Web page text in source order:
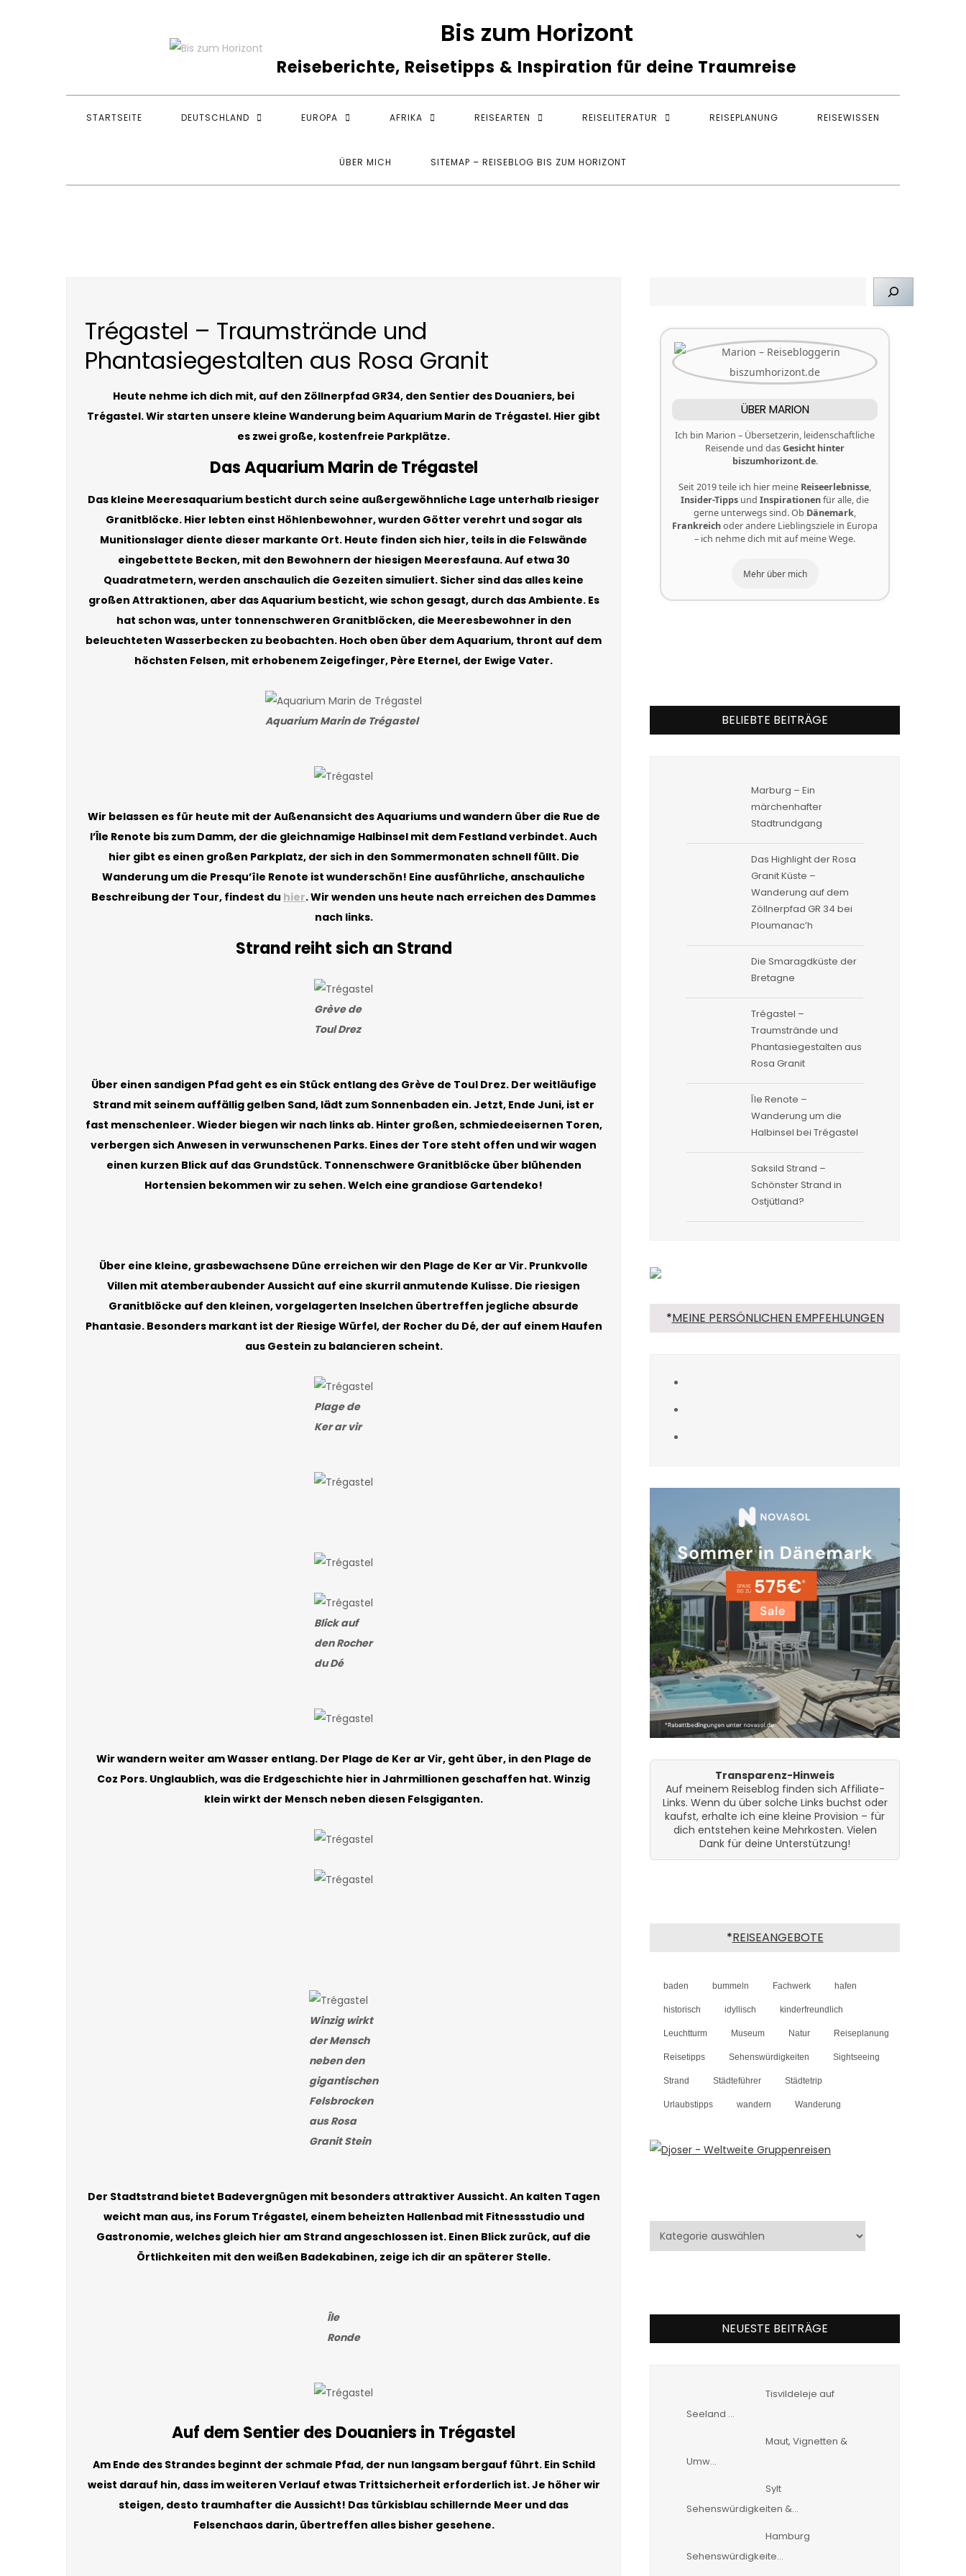
Bis zum Horizont
Reiseberichte, Reisetipps & Inspiration für deine Traumreise
STARTSEITE DEUTSCHLAND EUROPA AFRIKA REISEARTEN REISELITERATUR REISEPLANUNG REISEWISSEN
ÜBER MICH SITEMAP – REISEBLOG BIS ZUM HORIZONT
Trégastel – Traumstrände und
Phantasiegestalten aus Rosa Granit
Heute nehme ich dich mit, auf den Zöllnerpfad GR34, den Sentier des Douaniers, bei
Trégastel. Wir starten unsere kleine Wanderung beim Aquarium Marin de Trégastel. Hier gibt
es zwei große, kostenfreie Parkplätze.
Das Aquarium Marin de Trégastel
Das kleine Meeresaquarium besticht durch seine außergewöhnliche Lage unterhalb riesiger
Granitblöcke. Hier lebten einst Höhlenbewohner, wurden Götter verehrt und sogar als
Munitionslager diente dieser markante Ort. Heute finden sich hier, teils in die Felswände
eingebettete Becken, mit den Bewohnern der hiesigen Meeresfauna. Auf etwa 30
Quadratmetern, werden anschaulich die Gezeiten simuliert. Sicher sind das alles keine
großen Attraktionen, aber das Aquarium besticht, wie schon gesagt, durch das Ambiente. Es
hat schon was, unter tonnenschweren Granitblöcken, die Meeresbewohner in den
beleuchteten Wasserbecken zu beobachten. Hoch oben über dem Aquarium, thront auf dem
höchsten Felsen, mit erhobenem Zeigefinger, Père Eternel, der Ewige Vater.
Aquarium Marin de Trégastel
Wir belassen es für heute mit der Außenansicht des Aquariums und wandern über die Rue de
l’Île Renote bis zum Damm, der die gleichnamige Halbinsel mit dem Festland verbindet. Auch
hier gibt es einen großen Parkplatz, der sich in den Sommermonaten schnell füllt. Die
Wanderung um die Presqu’île Renote ist wunderschön! Eine ausführliche, anschauliche
Beschreibung der Tour, findest du hier. Wir wenden uns heute nach erreichen des Dammes
nach links.
Strand reiht sich an Strand
Grève de
Toul Drez
Über einen sandigen Pfad geht es ein Stück entlang des Grève de Toul Drez. Der weitläufige
Strand mit seinem auffällig gelben Sand, lädt zum Sonnenbaden ein. Jetzt, Ende Juni, ist er
fast menschenleer. Wieder biegen wir nach links ab. Hinter großen, schmiedeeisernen Toren,
verbergen sich Anwesen in verwunschenen Parks. Eines der Tore steht offen und wir wagen
einen kurzen Blick auf das Grundstück. Tonnenschwere Granitblöcke über blühenden
Hortensien bekommen wir zu sehen. Welch eine grandiose Gartendeko!
Über eine kleine, grasbewachsene Düne erreichen wir den Plage de Ker ar Vir. Prunkvolle
Villen mit atemberaubender Aussicht auf eine skurril anmutende Kulisse. Die riesigen
Granitblöcke auf den kleinen, vorgelagerten Inselchen übertreffen jegliche absurde
Phantasie. Besonders markant ist der Riesige Würfel, der Rocher du Dé, der auf einem Haufen
aus Gestein zu balancieren scheint.
Plage de
Ker ar vir
Blick auf
den Rocher
du Dé
Wir wandern weiter am Wasser entlang. Der Plage de Ker ar Vir, geht über, in den Plage de
Coz Pors. Unglaublich, was die Erdgeschichte hier in Jahrmillionen geschaffen hat. Winzig
klein wirkt der Mensch neben diesen Felsgiganten.
Winzig wirkt
der Mensch
neben den
gigantischen
Felsbrocken
aus Rosa
Granit Stein
Der Stadtstrand bietet Badevergnügen mit besonders attraktiver Aussicht. An kalten Tagen
weicht man aus, ins Forum Trégastel, einem beheizten Hallenbad mit Fitnessstudio und
Gastronomie, welches gleich hier am Strand angeschlossen ist. Einen Blick zurück, auf die
Örtlichkeiten mit den weißen Badekabinen, zeige ich dir an späterer Stelle.
Île
Ronde
Auf dem Sentier des Douaniers in Trégastel
Am Ende des Strandes beginnt der schmale Pfad, der nun langsam bergauf führt. Ein Schild
weist darauf hin, dass im weiteren Verlauf etwas Trittsicherheit erforderlich ist. Je höher wir
steigen, desto traumhafter die Aussicht! Das türkisblau schillernde Meer und das
Felsenchaos darin, übertreffen alles bisher gesehene.
ÜBER MARION
Ich bin Marion – Übersetzerin, leidenschaftliche
Reisende und dasGesicht hinter
biszumhorizont.de.
Seit 2019 teile ich hier meine Reiseerlebnisse,
Insider-Tipps und Inspirationenfür alle, die
gerne unterwegs sind. Ob Dänemark,
Frankreichoder andere Lieblingsziele in Europa
– ich nehme dich mit auf meine Wege.
Mehr über mich
BELIEBTE BEITRÄGE
Marburg – Ein
märchenhafter
Stadtrundgang
Das Highlight der Rosa
Granit Küste –
Wanderung auf dem
Zöllnerpfad GR 34 bei
Ploumanac’h
Die Smaragdküste der
Bretagne
Trégastel –
Traumstrände und
Phantasiegestalten aus
Rosa Granit
Île Renote –
Wanderung um die
Halbinsel bei Trégastel
Saksild Strand –
Schönster Strand in
Ostjütland?
*MEINE PERSÖNLICHEN EMPFEHLUNGEN
Transparenz-Hinweis
Auf meinem Reiseblog finden sich Affiliate-
Links. Wenn du über solche Links buchst oder
kaufst, erhalte ich eine kleine Provision – für
dich entstehen keine Mehrkosten. Vielen
Dank für deine Unterstützung!
*REISEANGEBOTE
baden bummeln Fachwerk hafen
historisch idyllisch kinderfreundlich
Leuchtturm Museum Natur Reiseplanung
Reisetipps Sehenswürdigkeiten Sightseeing
Strand Städteführer Städtetrip
Urlaubstipps wandern Wanderung
Kategorien
NEUESTE BEITRÄGE
Tisvildeleje auf
Seeland …
Maut, Vignetten &
Umw…
Sylt
Sehenswürdigkeiten &…
Hamburg
Sehenswürdigkeite…